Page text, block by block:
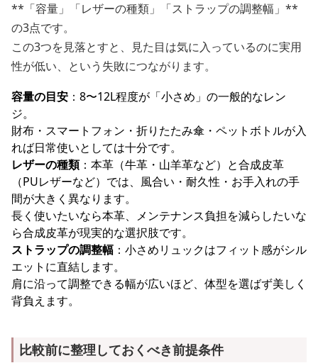
**「容量」「レザーの種類」「ストラップの調整幅」**
の3点です。
この3つを見落とすと、見た目は気に入っているのに実用
性が低い、という失敗につながります。
容量の目安 ：8〜12L程度が「小さめ」の一般的なレン
ジ。
財布・スマートフォン・折りたたみ傘・ペットボトルが入
れば日常使いとしては十分です。
レザーの種類：本革（牛革・山羊革など）と合成皮革
（PUレザーなど）では、風合い・耐久性・お手入れの手
間が大きく異なります。
長く使いたいなら本革、メンテナンス負担を減らしたいな
ら合成皮革が現実的な選択肢です。
ストラップの調整幅 ：小さめリュックはフィット感がシル
エットに直結します。
肩に沿って調整できる幅が広いほど、体型を選ばず美しく
背負えます。
比較前に整理しておくべき前提条件